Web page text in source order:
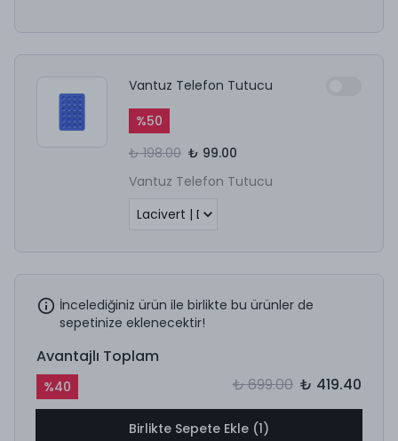
Vantuz Telefon Tutucu
%50
₺ 198.00 ₺ 99.00
Vantuz Telefon Tutucu
İncelediğiniz ürün ile birlikte bu ürünler de
sepetinize eklenecektir!
Avantajlı Toplam
%40 ₺ 699.00 ₺ 419.40
Birlikte Sepete Ekle (1)